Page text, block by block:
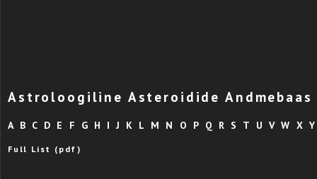
Astroloogiline Asteroidide Andmebaas
A B C D E F G H I J K L M N O P Q R S T U V W X Y
Full List (pdf)